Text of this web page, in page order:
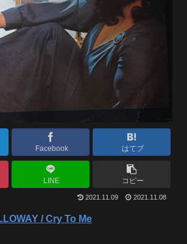
Facebook はてブ
LINE コピー
2021.11.09 2021.11.08
/ Cry To Me